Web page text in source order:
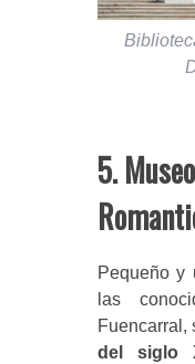
5.
Pequeño y
las
Fuencarral,
del siglo